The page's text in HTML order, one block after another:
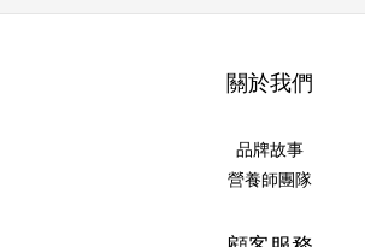
關於我們
品牌故事
營養師團隊